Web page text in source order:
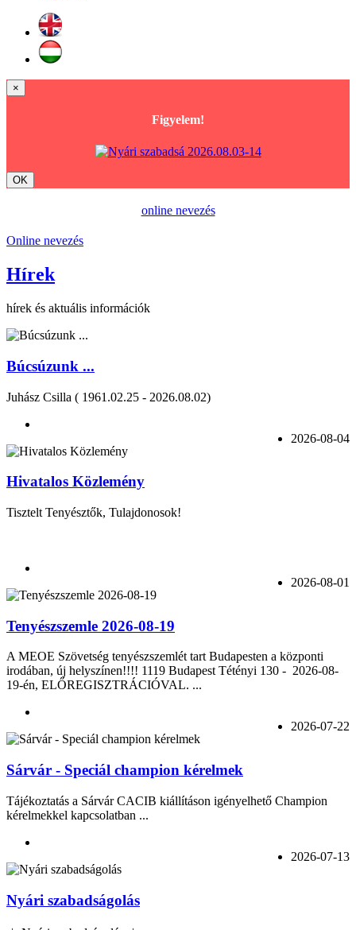
×
Figyelem!
OK
online nevezés
Online nevezés
Hírek
hírek és aktuális információk
Búcsúzunk ...
Juhász Csilla ( 1961.02.25 - 2026.08.02)
2026-08-04
Hivatalos Közlemény
Tisztelt Tenyésztők, Tulajdonosok!
2026-08-01
Tenyészszemle 2026-08-19
A MEOE Szövetség tenyészszemlét tart Budapesten a központi
irodában, új helyszínen!!!! 1119 Budapest Tétényi 130 - 2026-08-
19-én, ELŐREGISZTRÁCIÓVAL. ...
2026-07-22
Sárvár - Speciál champion kérelmek
Tájékoztatás a Sárvár CACIB kiállításon igényelhető Champion
kérelmekkel kapcsolatban ...
2026-07-13
Nyári szabadságolás